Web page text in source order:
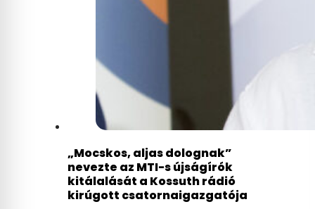
„Mocskos, aljas dolognak”
nevezte az MTI-s újságírók
kitálalását a Kossuth rádió
kirúgott csatornaigazgatója